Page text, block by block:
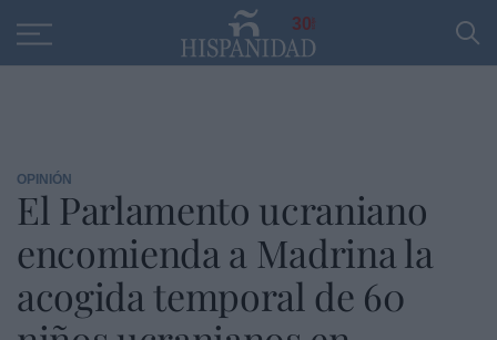
30
OPINIÓN
El Parlamento ucraniano
encomienda a Madrina la
acogida temporal de 60